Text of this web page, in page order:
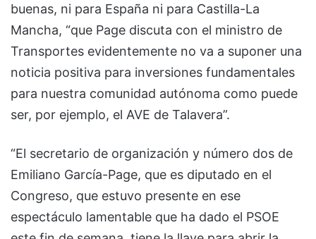
buenas, ni para España ni para Castilla-La
Mancha, “que Page discuta con el ministro de
Transportes evidentemente no va a suponer una
noticia positiva para inversiones fundamentales
para nuestra comunidad autónoma como puede
ser, por ejemplo, el AVE de Talavera”.
“El secretario de organización y número dos de
Emiliano García-Page, que es diputado en el
Congreso, que estuvo presente en ese
espectáculo lamentable que ha dado el PSOE